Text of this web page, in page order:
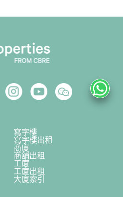
寫字樓
寫字樓出租
商廈
商舖出租
工廈
工廈出租
大廈索引